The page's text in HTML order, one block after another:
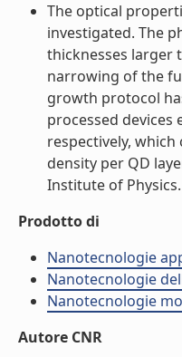
The optical
investigated. The
thicknesses larger
narrowing of the
growth protocol
processed devices
respectively,
density per QD
Institute of
Prodotto di
Nanotecnologie
Nanotecnologie
Nanotecnologie
Autore CNR